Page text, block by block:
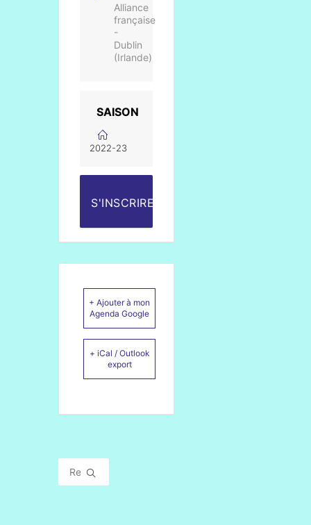
Alliance
française
-
Dublin
(Irlande)
SAISON
2022-23
S'INSCRIRE
+ Ajouter à mon
Agenda Google
+ iCal / Outlook
export